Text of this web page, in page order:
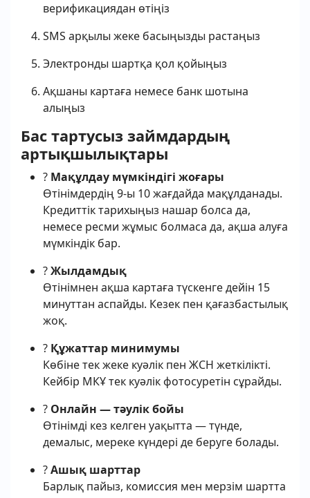
верификациядан өтіңіз
SMS арқылы жеке басыңызды растаңыз
Электронды шартқа қол қойыңыз
Ақшаны картаға немесе банк шотына
алыңыз
Бас тартусыз займдардың
артықшылықтары
? Мақұлдау мүмкіндігі жоғары
Өтінімдердің 9-ы 10 жағдайда мақұлданады.
Кредиттік тарихыңыз нашар болса да,
немесе ресми жұмыс болмаса да, ақша алуға
мүмкіндік бар.
?Жылдамдық
Өтінімнен ақша картаға түскенге дейін 15
минуттан аспайды. Кезек пен қағазбастылық
жоқ.
? Құжаттар минимумы
Көбіне тек жеке куәлік пен ЖСН жеткілікті.
Кейбір МКҰ тек куәлік фотосуретін сұрайды.
? Онлайн — тәулік бойы
Өтінімді кез келген уақытта — түнде,
демалыс, мереке күндері де беруге болады.
?Ашық шарттар
Барлық пайыз, комиссия мен мерзім шартта